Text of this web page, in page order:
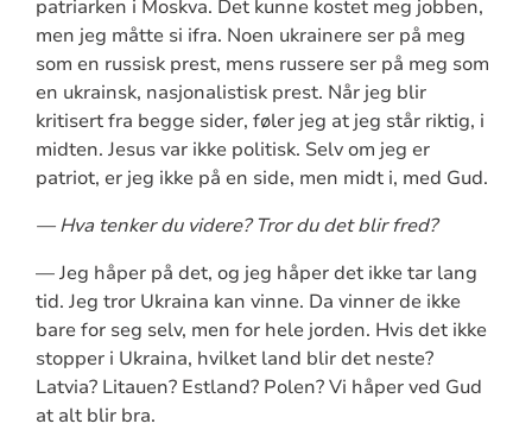
patriarken i Moskva. Det kunne kostet meg jobben,
men jeg måtte si ifra. Noen ukrainere ser på meg
som en russisk prest, mens russere ser på meg som
en ukrainsk, nasjonalistisk prest. Når jeg blir
kritisert fra begge sider, føler jeg at jeg står riktig, i
midten. Jesus var ikke politisk. Selv om jeg er
patriot, er jeg ikke på en side, men midt i, med Gud.
— Hva tenker du videre? Tror du det blir fred?
— Jeg håper på det, og jeg håper det ikke tar lang
tid. Jeg tror Ukraina kan vinne. Da vinner de ikke
bare for seg selv, men for hele jorden. Hvis det ikke
stopper i Ukraina, hvilket land blir det neste?
Latvia? Litauen? Estland? Polen? Vi håper ved Gud
at alt blir bra.